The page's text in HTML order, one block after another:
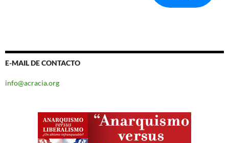
E-MAIL DE CONTACTO
info@acracia.org